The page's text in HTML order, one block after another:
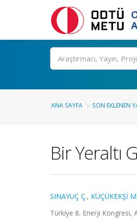
Ara
ANA SAYFA SON EKLENEN
Bir Yeraltı
SINAYUÇ Ç., KÜÇÜKEKŞİ
Türkiye 8. Enerji Kongresi,